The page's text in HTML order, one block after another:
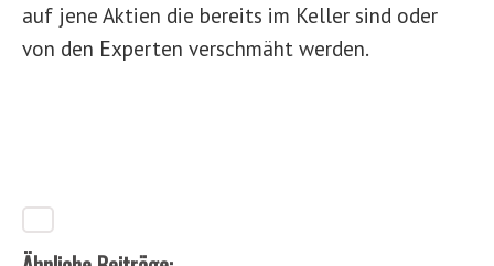
auf jene Aktien die bereits im Keller sind oder
von den Experten verschmäht werden.